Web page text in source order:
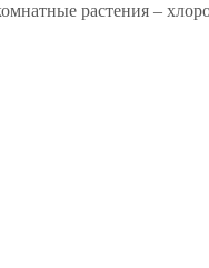
растения –